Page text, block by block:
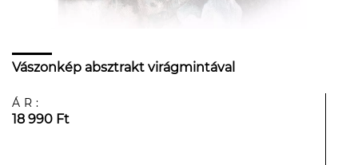
Vászonkép absztrakt virágmintával
ÁR:
18 990 Ft